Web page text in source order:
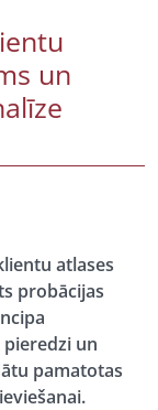
un
atlases
probācijas
un
pamatotas